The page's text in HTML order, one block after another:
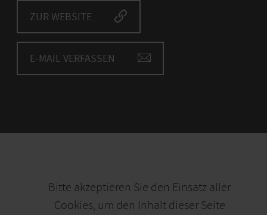
ZUR WEBSITE
E-MAIL VERFASSEN
Bitte akzeptieren Sie den Einsatz aller
Cookies, um den Inhalt dieser Seite